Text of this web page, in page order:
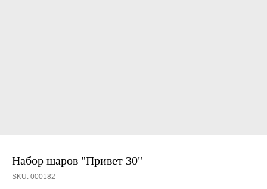
Набор шаров "Привет 30"
SKU: 000182